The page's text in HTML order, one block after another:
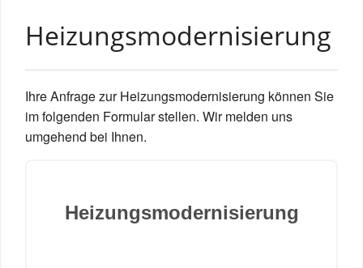
Referenzen
Über Uns
Impressum
Datenschutz
Heizungsmodernisierung
Ihre Anfrage zur Heizungsmodernisierung können Sie
im folgenden Formular stellen. Wir melden uns
umgehend bei Ihnen.